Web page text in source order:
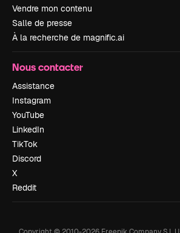
Vendre mon contenu
Salle de presse
À la recherche de magnific.ai
Nous contacter
Assistance
Instagram
YouTube
LinkedIn
TikTok
Discord
X
Reddit